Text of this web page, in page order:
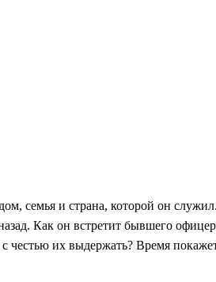
семья и страна, которой он
Как он встретит бывшего
их выдержать? Время